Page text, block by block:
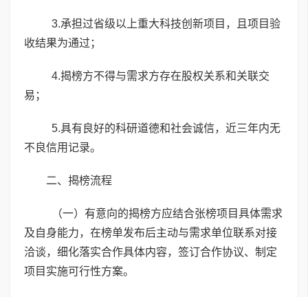
3.承担过省级以上重大科技创新项目，且项目验
收结果为通过；
4.揭榜方不得与需求方存在股权关系和关联交
易；
5.具有良好的科研道德和社会诚信，近三年内无
不良信用记录。
二、揭榜流程
（一）有意向的揭榜方应结合张榜项目具体需求
及自身能力，在榜单发布后主动与需求单位联系对接
洽谈，细化落实合作具体内容，签订合作协议、制定
项目实施可行性方案。